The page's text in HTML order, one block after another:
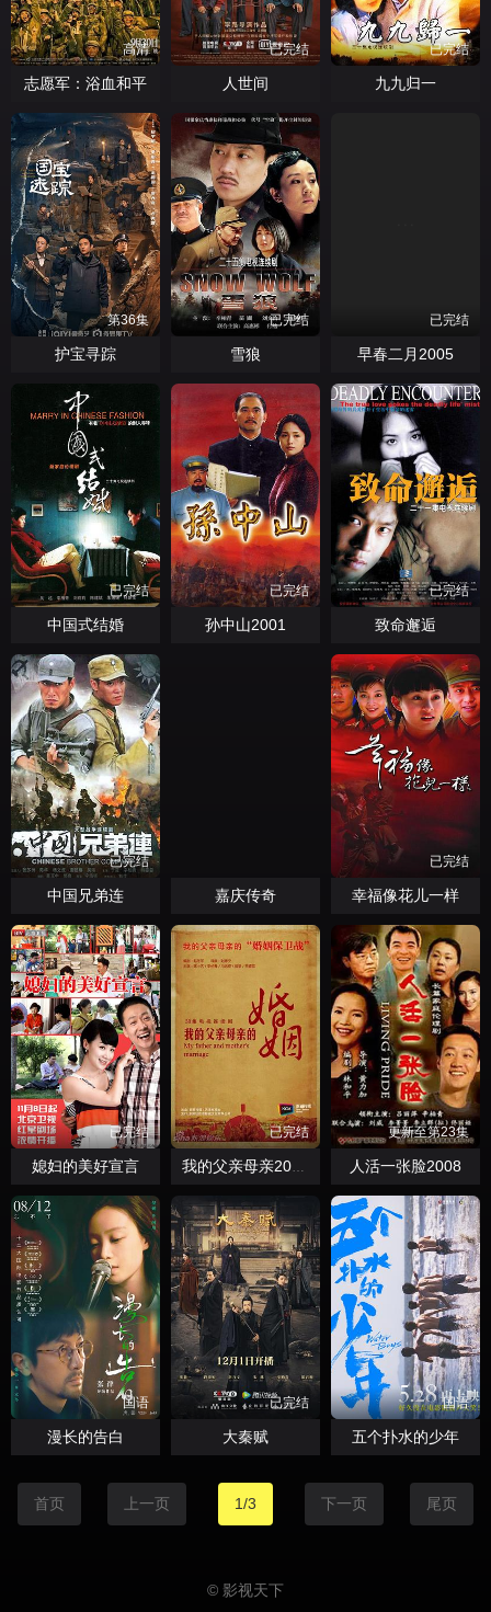
高清
志愿军：浴血和平
已完结
人世间
已完结
九九归一
第36集
护宝寻踪
已完结
雪狼
已完结
早春二月2005
已完结
中国式结婚
已完结
孙中山2001
已完结
致命邂逅
已完结
中国兄弟连 嘉庆传奇
已完结
幸福像花儿一样
已完结
媳妇的美好宣言
已完结
我的父亲母亲2013
更新至第23集
人活一张脸2008
国语
漫长的告白
已完结
大秦赋
国语
五个扑水的少年
首页 上一页 1/3 下一页 尾页
© 影视天下